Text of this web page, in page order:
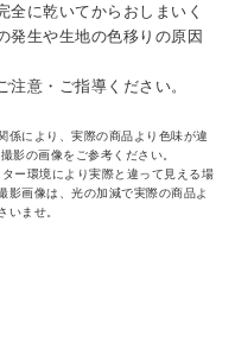
に乾いてからおしまいく
発生や生地の色移りの原因
意・ご指導ください。
により、実際の商品より色味が違
影の画像をご参考ください。
ー環境により実際と違って見える場
影画像は、光の加減で実際の商品よ
いませ。